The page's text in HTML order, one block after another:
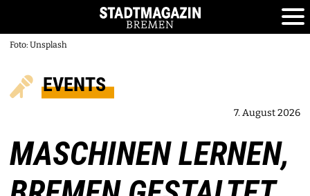
Foto: Unsplash
EVENTS
7. August 2026
MASCHINEN LERNEN,